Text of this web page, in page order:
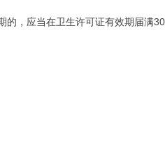
，应当在卫生许可证有效期届满